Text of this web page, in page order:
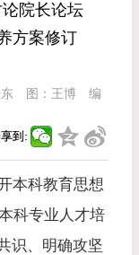
院长论坛
方案修订
图： 王博
编
到:
本科教育思想
科专业人才培
识、明确攻坚